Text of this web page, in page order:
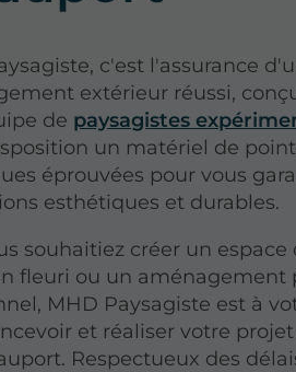
c'est l'assurance
extérieur réussi,
de paysagistes
un matériel de
éprouvées pour vous
esthétiques et durables.
souhaitiez créer un espace
fleuri ou un aménagement
MHD Paysagiste est à
et réaliser votre projet
Respectueux des